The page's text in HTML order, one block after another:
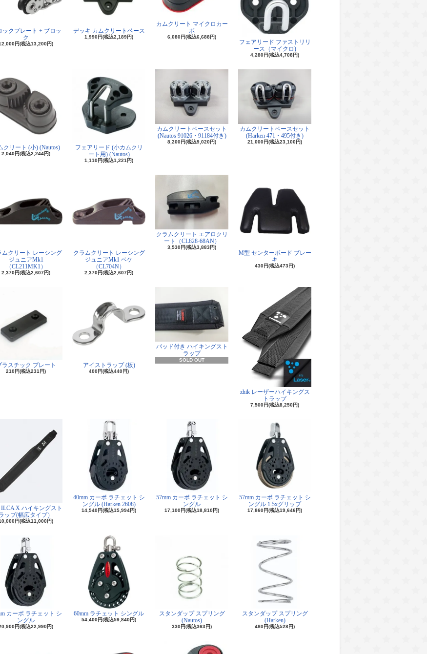
ックプレート + ブロッ
ク
円(税込13,200円)
デッキ カムクリートベース
1,990円(税込2,189円)
カムクリート マイクロカー
ボ
6,080円(税込6,688円)
フェアリード ファストリリ
ース（マイクロ)
4,280円(税込4,708円)
クリート (小) (Nautos)
2,040円(税込2,244円)
フェアリード (小カムクリ
ート用) (Nautos)
1,110円(税込1,221円)
カムクリートベースセット
(Nautos 91026・91184付き)
8,200円(税込9,020円)
カムクリートベースセット
(Harken 471・495付き)
21,000円(税込23,100円)
ムクリート レーシング
ジュニアMk1
（CL211MK1）
2,370円(税込2,607円)
クラムクリート レーシング
ジュニアMk1 ベケ
（CL704N）
2,370円(税込2,607円)
クラムクリート エアロクリ
ート（CL828-68AN）
3,530円(税込3,883円)
M型 センターボード ブレー
キ
430円(税込473円)
ラスチック プレート
210円(税込231円)
アイストラップ (板)
400円(税込440円)
パッド付き ハイキングスト
ラップ
SOLD OUT
zhik レーザーハイキングス
トラップ
7,500円(税込8,250円)
ILCA X ハイキングスト
ップ(幅広タイプ）
円(税込11,000円)
40mm カーボ ラチェット シ
ングル (Harken 2608)
14,540円(税込15,994円)
57mm カーボ ラチェット シ
ングル
17,100円(税込18,810円)
57mm カーボ ラチェット シ
ングル 1.5xグリップ
17,860円(税込19,646円)
カーボ ラチェット シ
ングル
円(税込22,990円)
60mm ラチェット シングル
54,400円(税込59,840円)
スタンダップ スプリング
(Nautos)
330円(税込363円)
スタンダップ スプリング
(Harken)
480円(税込528円)